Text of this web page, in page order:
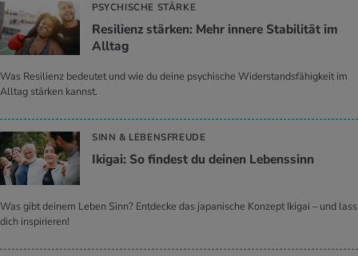
PSYCHISCHE STÄRKE
Re­si­li­enz stär­ken: Mehr in­ne­re Sta­bi­li­tät im
All­tag
Was Resilienz bedeutet und wie du deine psychische Widerstandsfähigkeit im
Alltag stärken kannst.
SINN & LEBENSFREUDE
Iki­gai: So fin­dest du dei­nen Le­bens­sinn
Was gibt deinem Leben Sinn? Entdecke das japanische Konzept Ikigai – und lass
dich inspirieren!